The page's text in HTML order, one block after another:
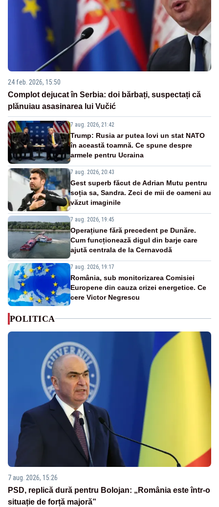
24 feb. 2026, 15:50
Complot dejucat în Serbia: doi bărbați, suspectați că
plănuiau asasinarea lui Vučić
7 aug. 2026, 21:42
Trump: Rusia ar putea lovi un stat NATO
în această toamnă. Ce spune despre
armele pentru Ucraina
7 aug. 2026, 20:43
Gest superb făcut de Adrian Mutu pentru
soția sa, Sandra. Zeci de mii de oameni au
văzut imaginile
7 aug. 2026, 19:45
Operațiune fără precedent pe Dunăre.
Cum funcționează digul din barje care
ajută centrala de la Cernavodă
7 aug. 2026, 19:17
România, sub monitorizarea Comisiei
Europene din cauza crizei energetice. Ce
cere Victor Negrescu
POLITICA
7 aug. 2026, 15:26
PSD, replică dură pentru Bolojan: „România este într-o
situație de forță majoră”